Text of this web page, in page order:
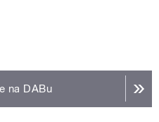
na DABu